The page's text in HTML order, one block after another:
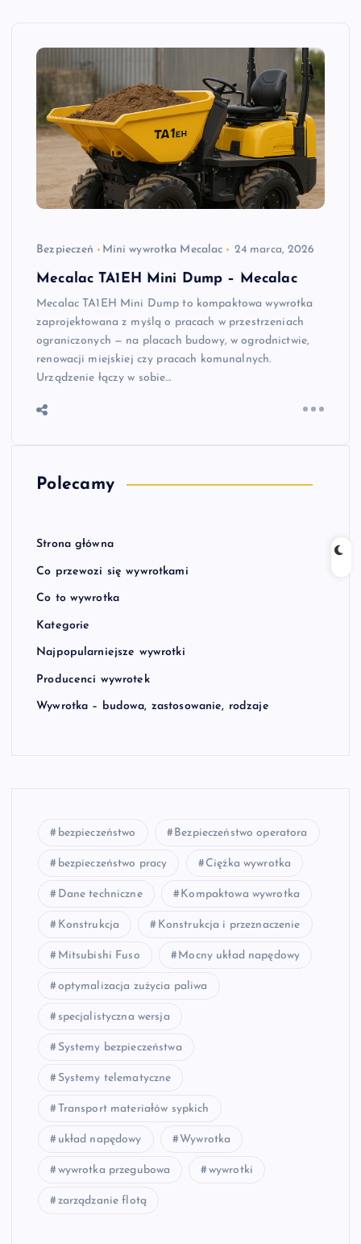
Bezpieczeń Mini wywrotka Mecalac 24 marca, 2026
Mecalac TA1EH Mini Dump – Mecalac
Mecalac TA1EH Mini Dump to kompaktowa wywrotka
zaprojektowana z myślą o pracach w przestrzeniach
ograniczonych — na placach budowy, w ogrodnictwie,
renowacji miejskiej czy pracach komunalnych.
Urządzenie łączy w sobie…
Polecamy
Strona główna
Co przewozi się wywrotkami
Co to wywrotka
Kategorie
Najpopularniejsze wywrotki
Producenci wywrotek
Wywrotka – budowa, zastosowanie, rodzaje
bezpieczeństwo Bezpieczeństwo operatora
bezpieczeństwo pracy Ciężka wywrotka
Dane techniczne Kompaktowa wywrotka
Konstrukcja Konstrukcja i przeznaczenie
Mitsubishi Fuso Mocny układ napędowy
optymalizacja zużycia paliwa
specjalistyczna wersja
Systemy bezpieczeństwa
Systemy telematyczne
Transport materiałów sypkich
układ napędowy Wywrotka
wywrotka przegubowa wywrotki
zarządzanie flotą